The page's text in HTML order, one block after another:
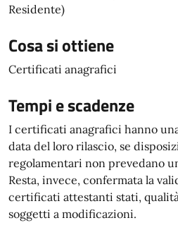
Residente)
Cosa si ottiene
Certificati anagrafici
Tempi e scadenze
I certificati anagrafici hanno
data del loro rilascio, se
regolamentari non prevedano
Resta, invece, confermata la
certificati attestanti stati,
soggetti a modificazioni.